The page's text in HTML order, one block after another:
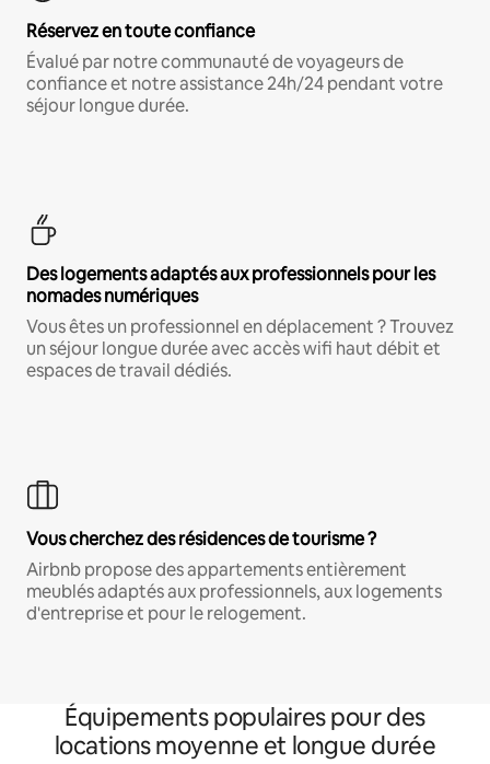
Réservez en toute confiance
Évalué par notre communauté de voyageurs de
confiance et notre assistance 24h/24 pendant votre
séjour longue durée.
Des logements adaptés aux professionnels pour les
nomades numériques
Vous êtes un professionnel en déplacement ? Trouvez
un séjour longue durée avec accès wifi haut débit et
espaces de travail dédiés.
Vous cherchez des résidences de tourisme ?
Airbnb propose des appartements entièrement
meublés adaptés aux professionnels, aux logements
d'entreprise et pour le relogement.
Équipements populaires pour des
locations moyenne et longue durée